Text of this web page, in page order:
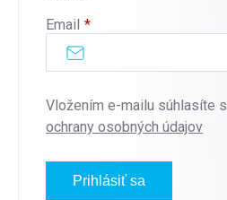
Email
Vložením e-mailu súhlasíte s
ochrany osobných údajov
Prihlásiť sa